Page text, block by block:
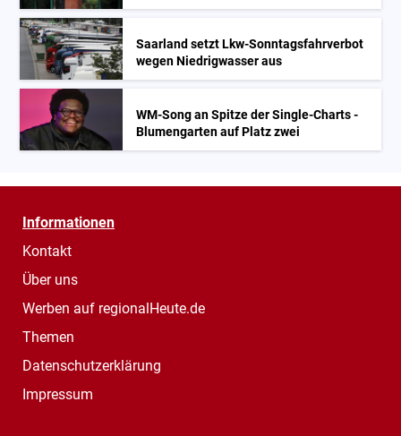
Saarland setzt Lkw-Sonntagsfahrverbot
wegen Niedrigwasser aus
WM-Song an Spitze der Single-Charts -
Blumengarten auf Platz zwei
Informationen
Kontakt
Über uns
Werben auf regionalHeute.de
Themen
Datenschutzerklärung
Impressum